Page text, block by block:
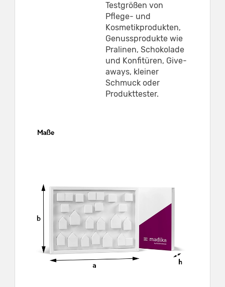
Testgrößen von
Pflege- und
Kosmetikprodukten,
Genussprodukte wie
Pralinen, Schokolade
und Konfitüren, Give-
aways, kleiner
Schmuck oder
Produkttester.